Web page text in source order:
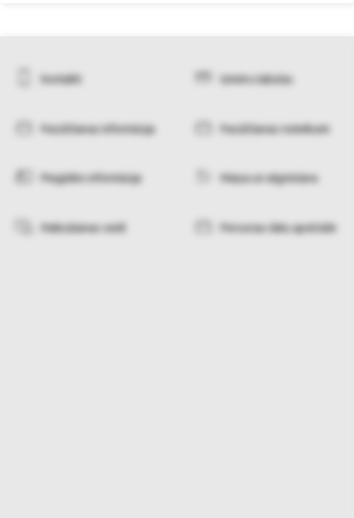
Kontakti Izmēru tabulas
Pasūtīšanas informācija Pasūtīšanas noteikumi
Piegādes informācija Maiņa un atgriešana
Maksāšanas veidi Personas datu apstrāde